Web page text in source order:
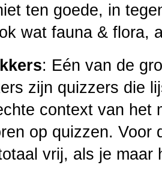
ten goede, in
wat fauna & flora,
: Eén van de
zijn quizzers die
context van het
op quizzen.
vrij, als je maar